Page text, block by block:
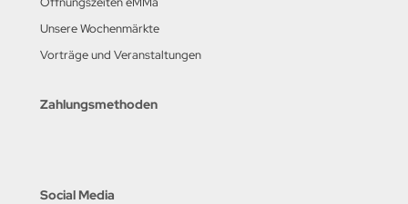
Unsere Wochenmärkte
Vorträge und Veranstaltungen
Zahlungsmethoden
Social Media